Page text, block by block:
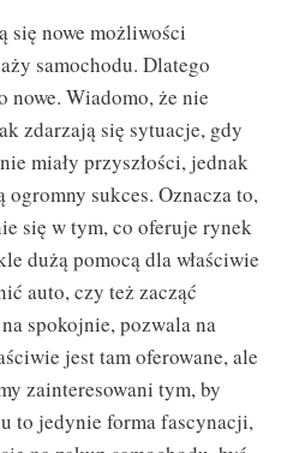
się nowe możliwości
samochodu. Dlatego
nowe. Wiadomo, że nie
zdarzają się sytuacje, gdy
miały przyszłości, jednak
ogromny sukces. Oznacza to,
się w tym, co oferuje rynek
dużą pomocą dla właściwie
auto, czy też zacząć
spokojnie, pozwala na
jest tam oferowane, ale
zainteresowani tym, by
to jedynie forma fascynacji,